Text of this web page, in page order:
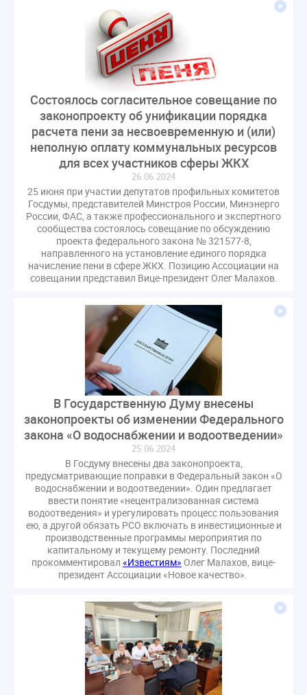
управляющая компания
Интервью
газовое оборудование
государственная дума
обращение
общее имущество
проверки ЖКХ
саморегулирование
управляющие организации
Альберт Короленко
Госуслуги
ЖК РФ КоАП РФ
Почта России
Стандарты и качество
встреча
мероприятия
налоговая реформа
общее собрание собственников
ответственность
перерасчет платы
теплоснабжение
штраф
ВОК
Всероссийское совещание
ГД
Госсовет
Жилищная инспекция
Закон Хинштейна
Зарубежный опыт
Исследования
Казань
МВД
Минфин НДС
Общественная палата
Регулирование Персональные данные ЕГРН
СРО регулирование ГЖИ лицензирование надзор
Совет Федерации
Сотрудничество
вебинар
выставка ЖКХ
законопроект
запрет на уступку
запрос
инициатива
информационная система ЖКХ
контроль
круглый стол
мораторий
обсуждение
отчетность УК
персональные данные
реформирование ЖКХ
1 сентября
2035 ВЦИОМ
Владимир Путин
ГИС ЖКС
ГПК РФ ГУО
Геллер
Государственная дума
Дезинфекция
Дума
Законопроект Минстрой
Законопроект Пахомов Кошелев
Законотворчество
Заседание
ИПУ
Игорь Владимиров
Качество
Кейс
Комиссия РСПП по ЖКХ
Конституционный Суд
Кошелев Пахомов
Лицензии М.Геллер
Награды Новая УК
ПМЭФ-2024
Состоялось согласительное совещание по
законопроекту об унификации порядка
расчета пени за несвоевременную и (или)
неполную оплату коммунальных ресурсов
для всех участников сферы ЖКХ
26.06.2024
25 июня при участии депутатов профильных комитетов
Госдумы, представителей Минстроя России, Минэнерго
России, ФАС, а также профессионального и экспертного
сообщества состоялось совещание по обсуждению
проекта федерального закона № 321577-8,
направленного на установление единого порядка
начисление пени в сфере ЖКХ. Позицию Ассоциации на
совещании представил Вице-президент Олег Малахов.
В Государственную Думу внесены
законопроекты об изменении Федерального
закона «О водоснабжении и водоотведении»
25.06.2024
В Госдуму внесены два законопроекта,
предусматривающие поправки в Федеральный закон «О
водоснабжении и водоотведении». Один предлагает
ввести понятие «нецентрализованная система
водоотведения» и урегулировать процесс пользования
ею, а другой обязать РСО включать в инвестиционные и
производственные программы мероприятия по
капитальному и текущему ремонту. Последний
прокомментировал «Известиям» Олег Малахов, вице-
президент Ассоциации «Новое качество».